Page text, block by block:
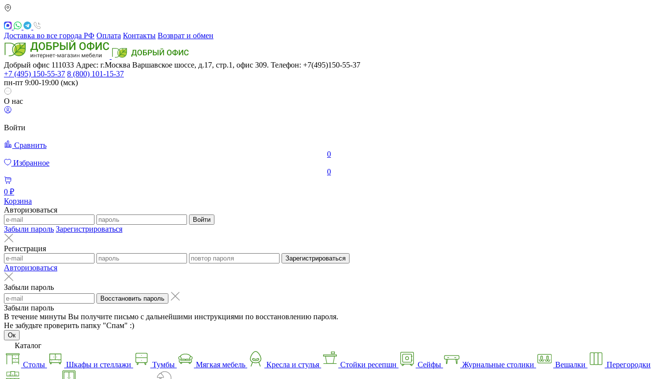
Доставка во все города РФ Оплата Контакты Возврат и обмен
Добрый офис 111033 Адрес: г.Москва Варшавское шоссе, д.17, стр.1, офис 309. Телефон: +7(495)150-55-37
+7 (495) 150-55-37 8 (800) 101-15-37
пн-пт 9:00-19:00 (мск)
О нас
Войти
Сравнить
0
Избранное
0
0 ₽
Корзина
Авторизоваться
Войти
Забыли пароль Зарегистрироваться
Регистрация
Зарегистрироваться
Авторизоваться
Забыли пароль
Восстановить пароль
Забыли пароль
В течение минуты Вы получите письмо с дальнейшими инструкциями по восстановлению пароля.
Не забудьте проверить папку "Спам" :)
Ок
Каталог
Столы Шкафы и стеллажи Тумбы Мягкая мебель Кресла и стулья Стойки ресепшн Сейфы Журнальные столики Вешалки Перегородки